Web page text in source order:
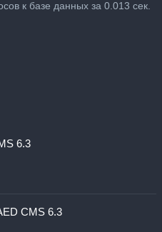
к базе данных за 0.013 сек.
6.3
CMS 6.3